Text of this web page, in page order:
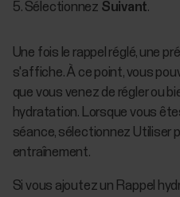
Sélectionnez Suivant.
Une fois le rappel réglé, une
s'affiche. À ce point, vous
que vous venez de régler ou
hydratation. Lorsque vous
séance, sélectionnez Utiliser
entraînement.
Si vous ajoutez un Rappel